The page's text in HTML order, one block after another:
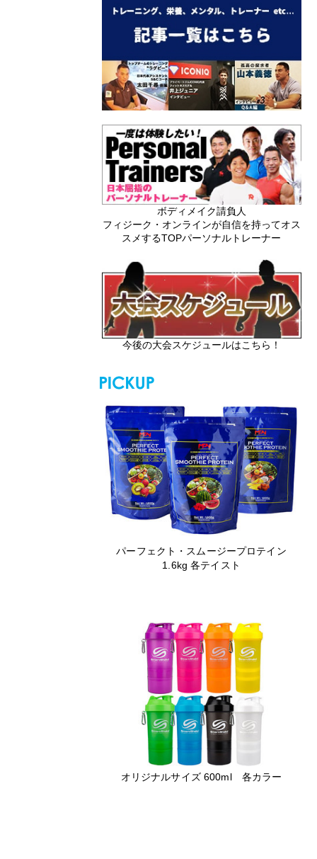
ボディメイク請負人
フィジーク・オンラインが自信を持ってオス
スメするTOPパーソナルトレーナー
今後の大会スケジュールはこちら！
パーフェクト・スムージープロテイン
1.6kg 各テイスト
オリジナルサイズ 600ml 各カラー